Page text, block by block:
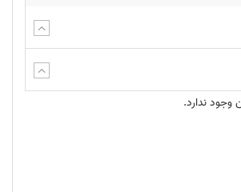
ببینند داخل آن چه نوشته شده است،
فقط با استفاده از چند کلمه می توان چیزهای
اصلی خود را منتقل کنید و از جزئیات غیر
وجود ندارد.